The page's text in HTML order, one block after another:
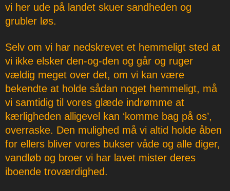
vi her ude på landet skuer sandheden og
grubler løs.
Selv om vi har nedskrevet et hemmeligt sted at
vi ikke elsker den-og-den og går og ruger
vældig meget over det, om vi kan være
bekendte at holde sådan noget hemmeligt, må
vi samtidig til vores glæde indrømme at
kærligheden alligevel kan ‘komme bag på os’,
overraske. Den mulighed må vi altid holde åben
for ellers bliver vores bukser våde og alle diger,
vandløb og broer vi har lavet mister deres
iboende troværdighed.